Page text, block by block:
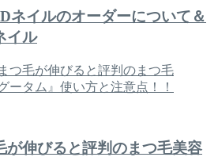
ネイルのオーダーについて＆
イル
が伸びると評判のまつ毛美容